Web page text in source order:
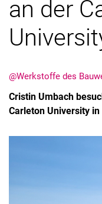
Stellenangebote
Meldungen: Stu­di­um
an der
@Werkstoffe des
Cristin Umbach
Carleton University in